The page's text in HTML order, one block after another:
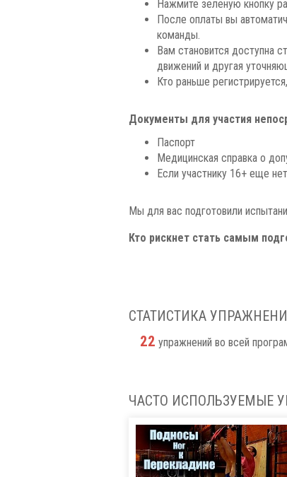
Нажмите зеленую кнопку
После оплаты вы
команды.
Вам становится доступна
движений и другая
Кто раньше
Документы для участия
Паспорт
Медицинская справка о
Если участнику 16+ еще
Мы для вас подготовили
Кто рискнет стать самым
СТАТИСТИКА
22 упражнений во всей
ЧАСТО ИСПОЛЬЗУЕМЫЕ